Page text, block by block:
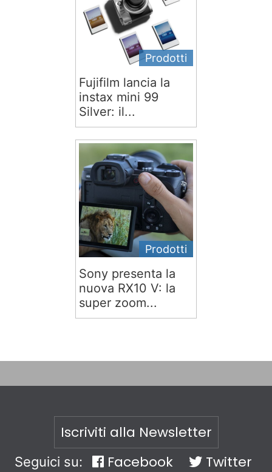
Prodotti
Fujifilm lancia la
instax mini 99
Silver: il...
Prodotti
Sony presenta la
nuova RX10 V: la
super zoom...
Iscriviti alla Newsletter
Seguici su: Facebook
Twitter